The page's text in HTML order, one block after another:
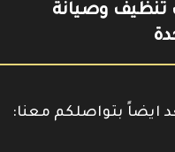
تنظيف وصيانة
ايضاً بتواصلكم معنا: